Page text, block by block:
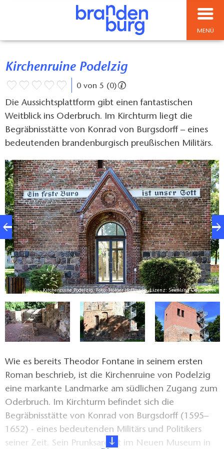
MENÜ
Kirchenruine Podelzig
0 von 5 (0)
Die Aussichtsplattform gibt einen fantastischen
Weitblick ins Oderbruch. Im Kirchturm liegt die
Begräbnisstätte von Konrad von Burgsdorff – eines
bedeutenden brandenburgisch preußischen Militärs.
Kirchenruine Podelzig, Foto: Holger Hoffmann, Lizenz: Seenland Oder-Spree
Wie es bereits Theodor Fontane in seinem ersten
Roman beschrieb, ist die Kirchenruine von Podelzig
eine markante Landmarke am südlichen Zugang zum
Oderbruch. Im Kirchturm befindet sich die
Begräbnisstätte von Konrad von Burgsdorff (1595–
1652) - eines bedeutenden Militärs und Politikers
seiner Zeit. Sein Prunksarg ist im Neuen Museum in